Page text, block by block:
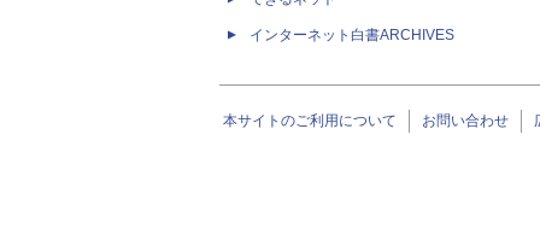
インターネット白書ARCHIVES
本サイトのご利用について お問い合わせ